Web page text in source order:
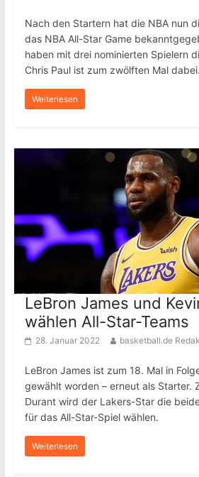
Nach den Startern hat die NBA nun
das NBA All-Star Game
haben mit drei nominierten Spielern
Chris Paul ist zum zwölften Mal dabei.
Weiterlesen
LeBron James und
wählen All-Star-Teams
28. Januar 2022 basketball.de
LeBron James ist zum 18. Mal in
gewählt worden – erneut als Starter.
Durant wird der Lakers-Star die
für das All-Star-Spiel wählen.
Weiterlesen